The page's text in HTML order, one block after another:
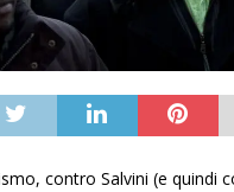
contro Salvini (e quindi